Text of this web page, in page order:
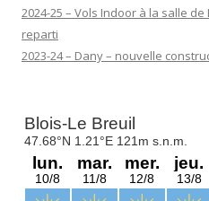
2024-25 – Vols Indoor à la salle
reparti
2023-24 – Dany – nouvelle